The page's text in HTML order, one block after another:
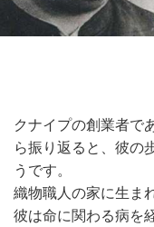
クナイプの創業者で
ら振り返ると、彼の
うです。
織物職人の家に生ま
彼は命に関わる病を